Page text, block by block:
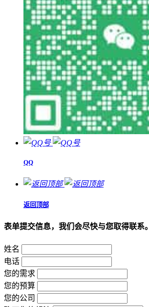
QQ
返回顶部
表单提交信息，我们会尽快与您取得联系。
姓名
电话
您的需求
您的预算
您的公司